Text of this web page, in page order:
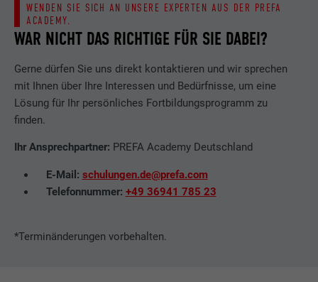
WAR NICHT DAS RICHTIGE FÜR SIE DABEI?
WENDEN SIE SICH AN UNSERE EXPERTEN AUS DER PREFA
ACADEMY.
Gerne dürfen Sie uns direkt kontaktieren und wir sprechen
mit Ihnen über Ihre Interessen und Bedürfnisse, um eine
Lösung für Ihr persönliches Fortbildungsprogramm zu
finden.
Ihr Ansprechpartner: PREFA Academy Deutschland
E-Mail: schulungen.de@prefa.com
Telefonnummer: +49 36941 785 23
*Terminänderungen vorbehalten.